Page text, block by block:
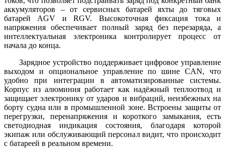
аккумуляторов – от сервисных батарей яхты до тяговых
батарей AGV и RGV. Высокоточная фиксация тока и
напряжения обеспечивает полный заряд без перезаряда, а
интеллектуальная электроника контролирует процесс от
начала до конца.
Зарядное устройство поддерживает цифровое управление
выходом и опциональное управление по шине CAN, что
удобно при интеграции в автоматизированные системы.
Корпус из алюминия работает как надёжный теплоотвод и
защищает электронику от ударов и вибраций, неизбежных на
борту судна или в промышленной зоне. Встроены защиты от
перегрузки, перенапряжения и короткого замыкания, есть
светодиодная индикация состояния, благодаря которой
экипаж или обслуживающий персонал видит, что происходит
с батареей в реальном времени.